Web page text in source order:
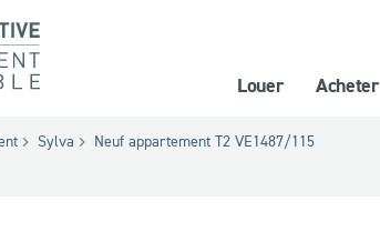
Louer Acheter
Sylva Neuf appartement T2 VE1487/115